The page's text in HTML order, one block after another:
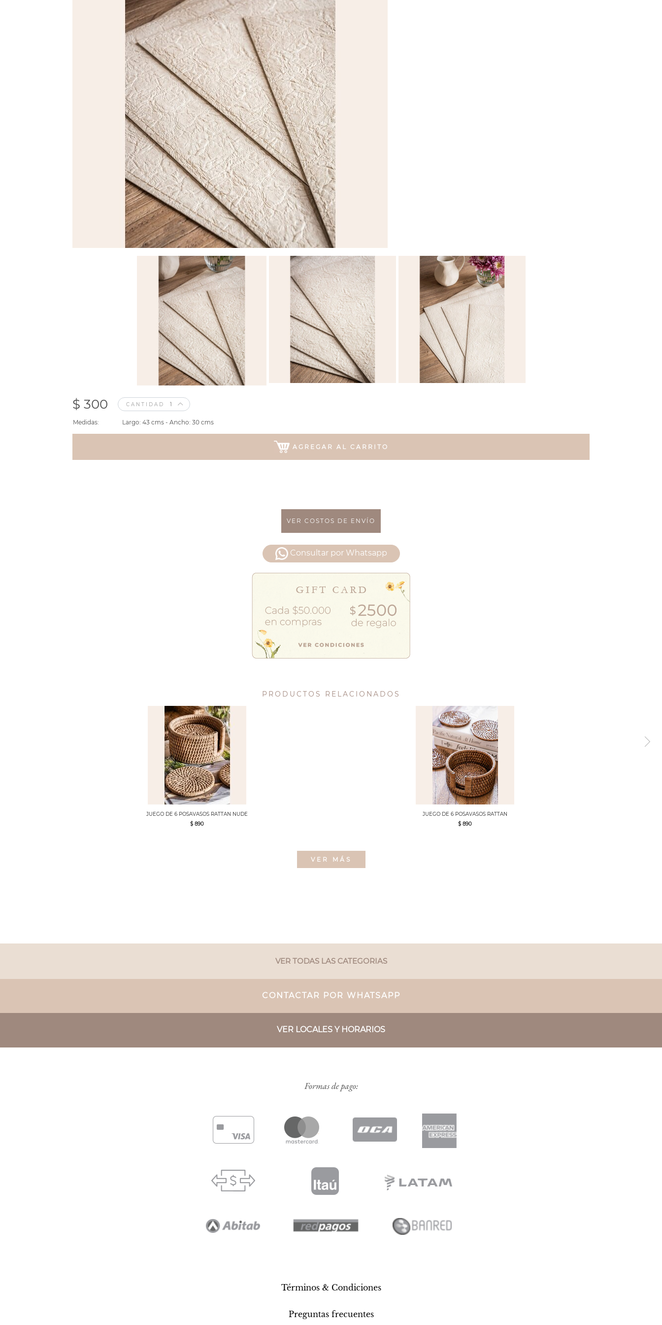
$ 300 CANTIDAD
Medidas: Largo: 43 cms - Ancho: 30 cms
AGREGAR AL CARRITO
VER COSTOS DE ENVÍO
Consultar por Whatsapp
PRODUCTOS RELACIONADOS
JUEGO DE 6 POSAVASOS RATTAN NUDE
$ 890
JUEGO DE 6 POSAVASOS RATTAN
$ 890
VER MÁS
VER TODAS LAS CATEGORIAS
CONTACTAR POR WHATSAPP
VER LOCALES Y HORARIOS
Formas de pago:
Términos & Condiciones
Preguntas frecuentes